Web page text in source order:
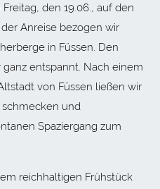
den 19.06., auf den
Anreise bezogen wir
in Füssen. Den
entspannt. Nach einem
von Füssen ließen wir
und
Spaziergang zum
reichhaltigen Frühstück